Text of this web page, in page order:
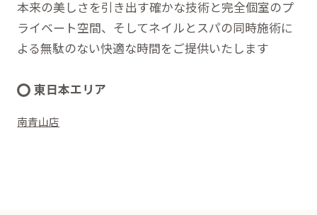
本来の美しさを引き出す確かな技術と完全個室のプ
ライベート空間、そしてネイルとスパの同時施術に
よる無駄のない快適な時間をご提供いたします
東日本エリア
南青山店